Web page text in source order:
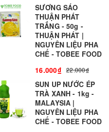
SƯƠNG SÁO
THUẬN PHÁT
TRẮNG - 50g -
THUẬN PHÁT |
NGUYÊN LIỆU PHA
CHẾ - TOBEE FOOD
16.000₫ 22.000₫
SUN UP NƯỚC ÉP
TRÀ XANH - 1kg -
MALAYSIA |
NGUYÊN LIỆU PHA
CHẾ - TOBEE FOOD